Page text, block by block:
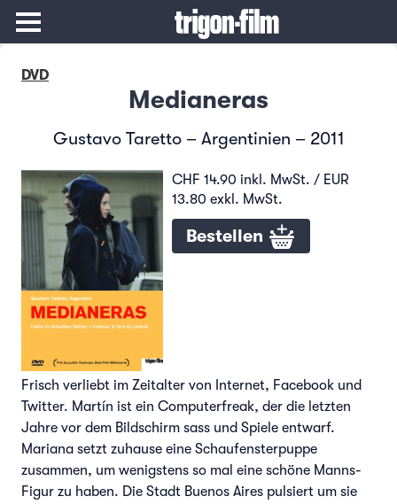
DVD
Medianeras
Gustavo Taretto – Argentinien – 2011
CHF 14.90 inkl. MwSt. / EUR
13.80 exkl. MwSt.
Bestellen
Frisch verliebt im Zeitalter von Internet, Facebook und
Twitter. Martín ist ein Computerfreak, der die letzten
Jahre vor dem Bildschirm sass und Spiele entwarf.
Mariana setzt zuhause eine Schaufensterpuppe
zusammen, um wenigstens so mal eine schöne Manns-
Figur zu haben. Die Stadt Buenos Aires pulsiert um sie